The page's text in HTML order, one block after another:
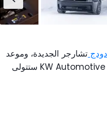
دودج تشارجر الجديدة، وموعد
إطلاقها، والأسواق التي ستُطرح فيها. كل ما نعرفه هو أن شركة KW Automotive ستتولى